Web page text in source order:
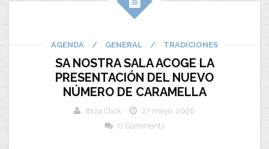
AGENDA / GENERAL / TRADICIONES
SA NOSTRA SALA ACOGE LA
PRESENTACIÓN DEL NUEVO
NÚMERO DE CARAMELLA
Ibiza Click
27 mayo, 2026
0 Comments